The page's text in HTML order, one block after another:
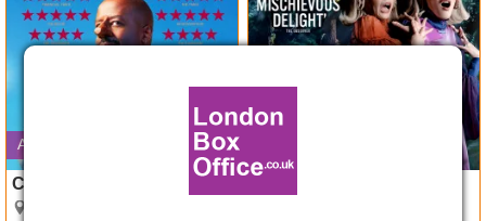
Avslutas 5 september 2026
Cyrano de Bergerac